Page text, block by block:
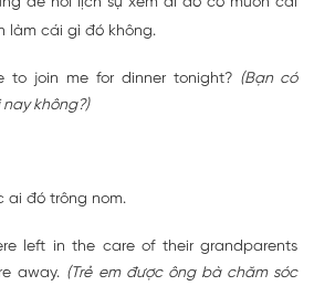
làm cái gì đó không.
to join me for dinner tonight? (Bạn có
không?)
ai đó trông nom.
left in the care of their grandparents
away. (Trẻ em được ông bà chăm sóc